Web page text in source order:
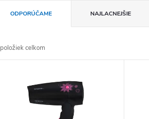
Radenie produktov
ODPORÚČAME NAJLACNEJŠIE
položiek celkom